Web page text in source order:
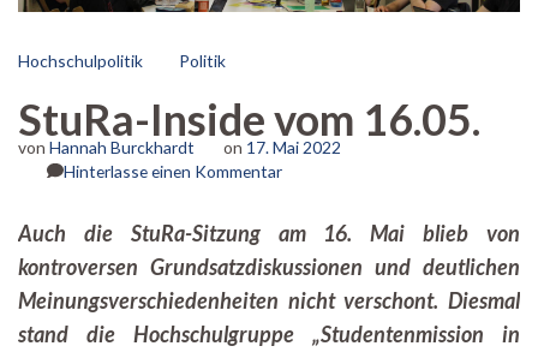
Hochschulpolitik Politik
StuRa-Inside vom 16.05.
von Hannah Burckhardt on 17. Mai 2022
Hinterlasse einen Kommentarzu
vom
16.05.
Auch die StuRa-Sitzung am 16. Mai blieb von
kontroversen Grundsatzdiskussionen und deutlichen
Meinungsverschiedenheiten nicht verschont. Diesmal
stand die Hochschulgruppe „Studentenmission in